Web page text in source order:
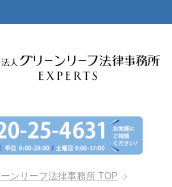
ンリーフ法律事務所 TOP